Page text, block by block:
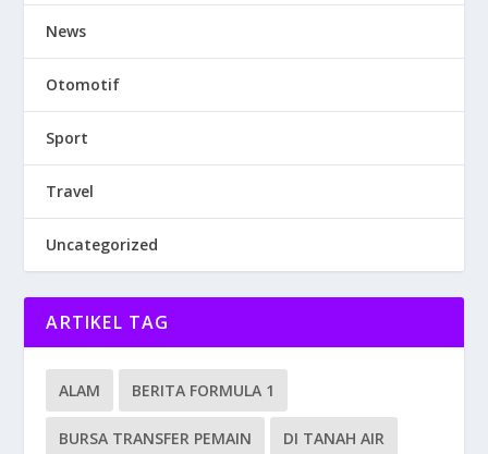
News
Otomotif
Sport
Travel
Uncategorized
ARTIKEL TAG
ALAM BERITA FORMULA 1
BURSA TRANSFER PEMAIN DI TANAH AIR